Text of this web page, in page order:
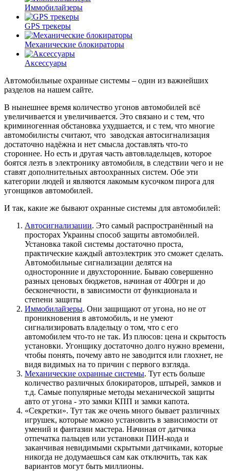
Иммобилайзеры
GPS трекеры
Механические блокираторы
Аксессуары
Автомобильные охранные системы – один из важнейших
разделов на нашем сайте.
В нынешнее время количество угонов автомобилей всё
увеличивается и увеличивается. Это связано и с тем, что
криминогенная обстановка ухудшается, и с тем, что многие
автомобилисты считают, что заводская автосигнализация
достаточно надёжна и нет смысла доставлять что-то
стороннее. Но есть и другая часть автовладельцев, которое
боятся лезть в электронику автомобиля, в следствии чего и не
ставят дополнительных автоохранных систем. Обе эти
категории людей и являются лакомым кусочком пирога для
угонщиков автомобилей.
И так, какие же бывают охранные системы для автомобилей:
Автосигнализации. Это самый распространённый на
просторах Украины способ защиты автомобилей.
Установка такой системы достаточно проста,
практические каждый автоэлектрик это сможет сделать.
Автомобильные сигнализации делятся на
односторонние и двухсторонние. Бываю совершенно
разных ценовых бюджетов, начиная от 400грн и до
бесконечности, в зависимости от функционала и
степени защиты
Иммобилайзеры. Они защищают от угона, но не от
проникновения в автомобиль, и не умеют
сигнализировать владельцу о том, что с его
автомобилем что-то не так. Из плюсов: цена и скрытость
установки. Угонщику достаточно долго нужно времени,
чтобы понять, почему авто не заводится или глохнет, не
видя видимых на то причин с первого взгляда.
Механические охранные системы. Тут есть больше
количество различных блокираторов, штырей, замков и
т.д. Самые популярные методы механической защиты
авто от угона - это замки КПП и замки капота.
«Секретки». Тут так же очень много бывает различных
игрушек, которые можно установить в зависимости от
умений и фантазии мастера. Начиная от датчика
отпечатка пальцев или установки ПИН-кода и
заканчивая невидимыми скрытыми датчиками, которые
никогда не додумаешься сам как отключить, так как
вариантов могут быть миллионы.